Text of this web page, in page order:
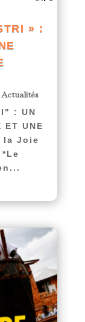
» :
Actualités
: UN
ET UNE
la Joie